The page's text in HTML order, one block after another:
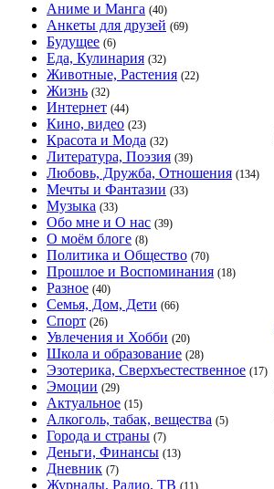
Аниме и Манга (40)
Анкеты для друзей (69)
Будущее (6)
Еда, Кулинария (32)
Животные, Растения (22)
Жизнь (32)
Интернет (44)
Кино, видео (23)
Красота и Мода (32)
Литература, Поэзия (39)
Любовь, Дружба, Отношения (134)
Мечты и Фантазии (33)
Музыка (33)
Обо мне и О нас (39)
О моём блоге (8)
Политика и Общество (70)
Прошлое и Воспоминания (18)
Разное (40)
Семья, Дом, Дети (66)
Спорт (26)
Увлечения и Хобби (20)
Школа и образование (28)
Эзотерика, Сверхъестественное (17)
Эмоции (29)
Актуальное (15)
Алкоголь, табак, вещества (5)
Города и страны (7)
Деньги, Финансы (13)
Дневник (7)
Журналы, Радио, ТВ (11)